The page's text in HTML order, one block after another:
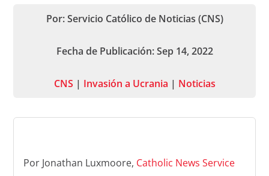
Por: Servicio Católico de Noticias (CNS)
Fecha de Publicación: Sep 14, 2022
CNS | Invasión a Ucrania | Noticias
Por Jonathan Luxmoore, Catholic News Service